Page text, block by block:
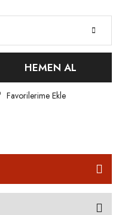
HEMEN AL